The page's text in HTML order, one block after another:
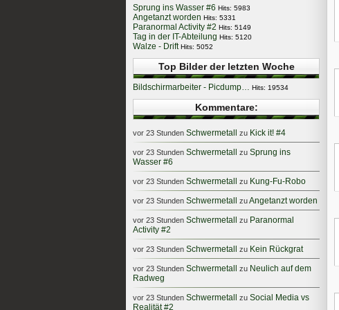
Sprung ins Wasser #6 Hits: 5983
Angetanzt worden Hits: 5331
Paranormal Activity #2 Hits: 5149
Tag in der IT-Abteilung Hits: 5120
Walze - Drift Hits: 5052
Top Bilder der letzten Woche
Bildschirmarbeiter - Picdump… Hits: 19534
Kommentare:
vor 23 Stunden Schwermetall zu Kick it! #4
vor 23 Stunden Schwermetall zu Sprung ins
Wasser #6
vor 23 Stunden Schwermetall zu Kung-Fu-Robo
vor 23 Stunden Schwermetall zuAngetanzt worden
vor 23 Stunden Schwermetall zu Paranormal
Activity #2
vor 23 Stunden Schwermetall zu Kein Rückgrat
vor 23 Stunden Schwermetall zu Neulich auf dem
Radweg
vor 23 Stunden Schwermetall zu Social Media vs
Realität #2